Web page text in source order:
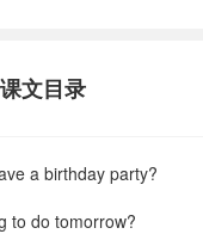
文目录
a birthday party?
to do tomorrow?